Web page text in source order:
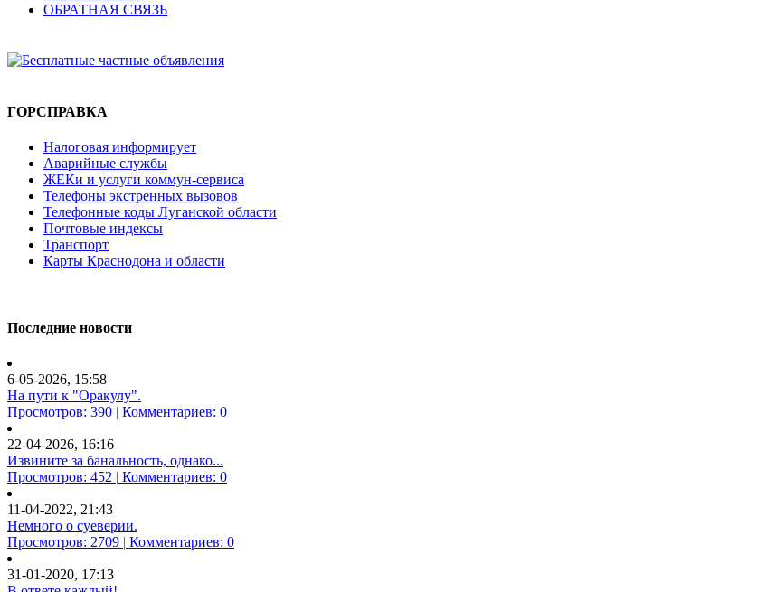
ОБРАТНАЯ СВЯЗЬ
ГОРСПРАВКА
Налоговая информирует
Аварийные службы
ЖЕКи и услуги коммун-сервиса
Телефоны экстренных вызовов
Телефонные коды Луганской области
Почтовые индексы
Транспорт
Карты Краснодона и области
Последние новости
6-05-2026, 15:58
На пути к "Оракулу".
Просмотров: 390 | Комментариев: 0
22-04-2026, 16:16
Извините за банальность, однако...
Просмотров: 452 | Комментариев: 0
11-04-2022, 21:43
Немного о суеверии.
Просмотров: 2709 | Комментариев: 0
31-01-2020, 17:13